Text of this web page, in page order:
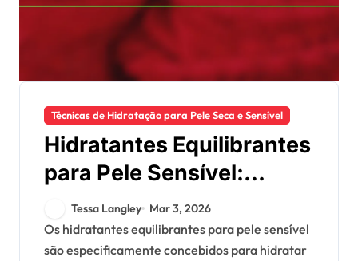
Técnicas de Hidratação para Pele Seca e Sensível
Hidratantes Equilibrantes
para Pele Sensível:
Tipos, Benefícios,
Aplicação
Tessa Langley Mar 3, 2026
Os hidratantes equilibrantes para pele sensível
são especificamente concebidos para hidratar